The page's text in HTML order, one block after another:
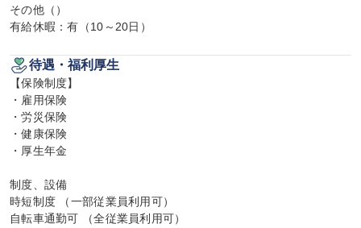
その他（）
有給休暇：有（10～20日）
待遇・福利厚生
【保険制度】
・雇用保険
・労災保険
・健康保険
・厚生年金
制度、設備
時短制度 （一部従業員利用可）
自転車通勤可 （全従業員利用可）